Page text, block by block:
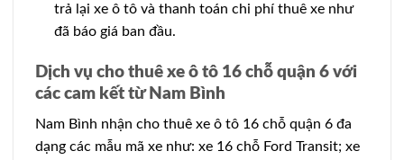
trả lại xe ô tô và thanh toán chi phí thuê xe như
đã báo giá ban đầu.
Dịch vụ cho thuê xe ô tô 16 chỗ quận 6 với
các cam kết từ Nam Bình
Nam Bình nhận cho thuê xe ô tô 16 chỗ quận 6 đa
dạng các mẫu mã xe như: xe 16 chỗ Ford Transit; xe